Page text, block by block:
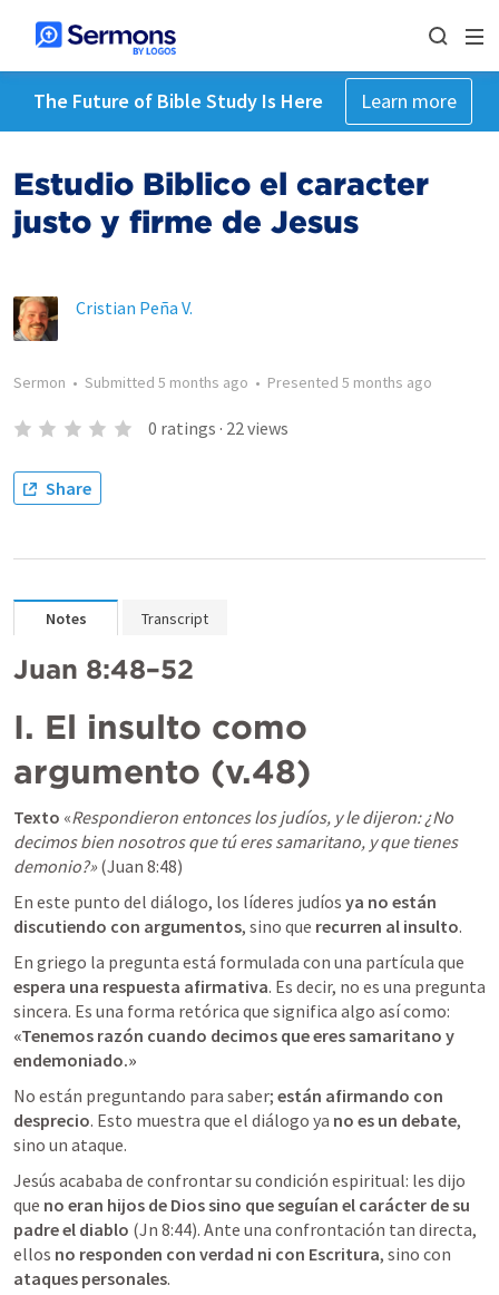
The Future of Bible Study Is Here Learn more
Estudio Biblico el caracter
justo y firme de Jesus
Cristian Peña V.
Sermon • Submitted 5 months ago • Presented 5 months ago
0 ratings · 22views
Share
Notes Transcript
Juan 8:48–52
I. El insulto como
argumento (v.48)
Texto «Respondieron entonces los judíos, y le dijeron: ¿No
decimos bien nosotros que tú eres samaritano, y que tienes
demonio?» (Juan 8:48)
En este punto del diálogo, los líderes judíos ya no están
discutiendo con argumentos, sino que recurren al insulto.
espera una respuesta afirmativa. Es decir, no es una pregunta
«Tenemos razón cuando decimos que eres samaritano y
endemoniado.»
No están preguntando para saber; están afirmando con
desprecio. Esto muestra que el diálogo ya no es un debate,
sino un ataque.
Jesús acababa de confrontar su condición espiritual: les dijo
que no eran hijos de Dios sino que seguían el carácter de su
padre el diablo (Jn 8:44). Ante una confrontación tan directa,
ellos no responden con verdad ni con Escritura,
ataques personales.